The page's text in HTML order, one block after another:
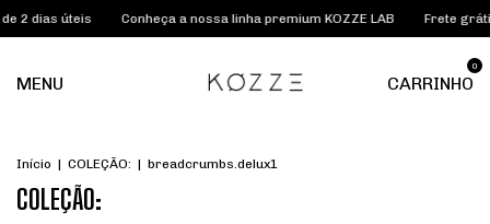
Conheça a nossa linha premium KOZZE LAB Frete grátis acima de
MENU CARRINHO
0
Início | COLEÇÃO: | breadcrumbs.delux1
COLEÇÃO: